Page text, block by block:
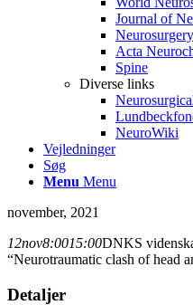
Journal of
Neurosurgery
Acta
Spine
Diverse links
NeuroWiki
Vejledninger
Søg
Menu Menu
november, 2021
12nov8:0015:00DNKS
“Neurotraumatic clash of head
Detaljer